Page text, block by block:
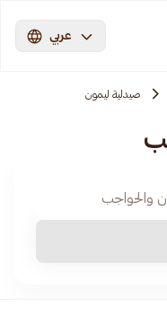
عربي
صيدلية ليمون